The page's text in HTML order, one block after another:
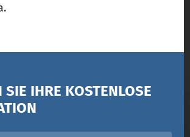
SIE IHRE KOSTENLOSE